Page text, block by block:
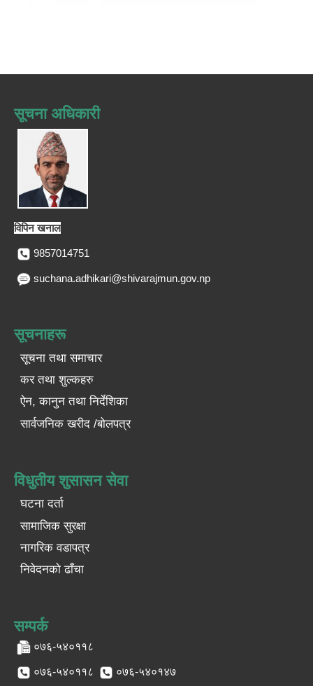
सूचना अधिकारी
विपिन खनाल
9857014751
suchana.adhikari@shivarajmun.gov.np
सूचनाहरू
सूचना तथा समाचार
कर तथा शुल्कहरु
ऐन, कानुन तथा निर्देशिका
सार्वजनिक खरीद /बोलपत्र
विधुतीय शुसासन सेवा
घटना दर्ता
सामाजिक सुरक्षा
नागरिक वडापत्र
निवेदनको ढाँचा
सम्पर्क
०७६-५४०११८
०७६-५४०११८ ०७६-५४०१४७